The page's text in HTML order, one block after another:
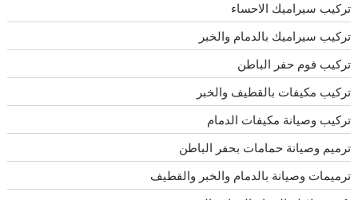
تركيب سيراميك الاحساء
تركيب سيراميك بالدمام والخبر
تركيب فوم حفر الباطن
تركيب مكيفات بالقطيف والخبر
تركيب وصيانة مكيفات الدمام
ترميم وصيانة حمامات بحفر الباطن
ترميمات وصيانة بالدمام والخبر والقطيف